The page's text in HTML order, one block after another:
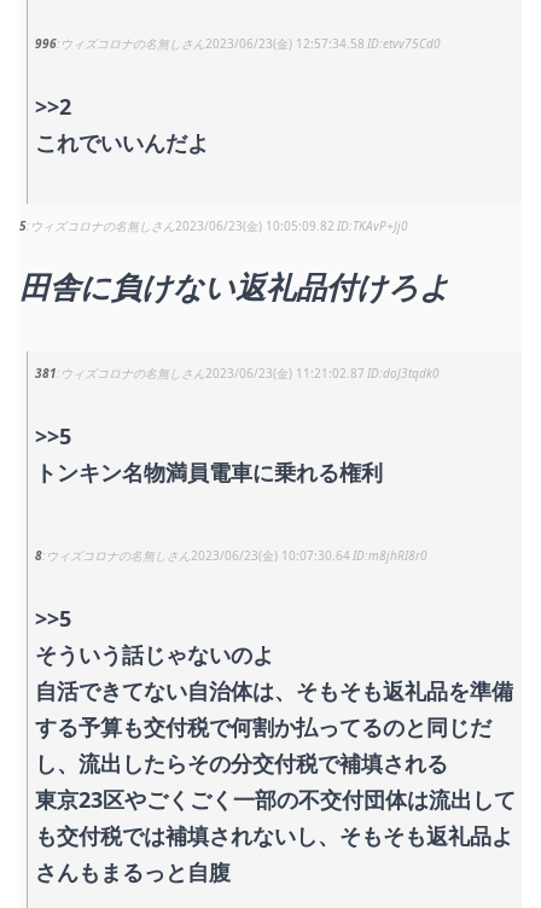
996 ウィズコロナの名無しさん 2023/06/23(金) 12:57:34.58 etvv75Cd0
>>2
これでいいんだよ
5 ウィズコロナの名無しさん 2023/06/23(金) 10:05:09.82 TKAvP+Jj0
田舎に負けない返礼品付けろよ
381 ウィズコロナの名無しさん 2023/06/23(金) 11:21:02.87 doJ3tqdk0
>>5
トンキン名物満員電車に乗れる権利
8 ウィズコロナの名無しさん 2023/06/23(金) 10:07:30.64 m8jhRI8r0
>>5
そういう話じゃないのよ
自活できてない自治体は、そもそも返礼品を準備
する予算も交付税で何割か払ってるのと同じだ
し、流出したらその分交付税で補填される
東京23区やごくごく一部の不交付団体は流出して
も交付税では補填されないし、そもそも返礼品よ
さんもまるっと自腹